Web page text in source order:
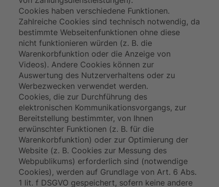
Cookies haben verschiedene Funktionen.
Zahlreiche Cookies sind technisch notwendig, da
bestimmte Webseitenfunktionen ohne diese
nicht funktionieren würden (z. B. die
Warenkorbfunktion oder die Anzeige von
Videos). Andere Cookies können zur
Auswertung des Nutzerverhaltens oder zu
Werbezwecken verwendet werden.
Cookies, die zur Durchführung des
elektronischen Kommunikationsvorgangs, zur
Bereitstellung bestimmter, von Ihnen
erwünschter Funktionen (z. B. für die
Warenkorbfunktion) oder zur Optimierung der
Website (z. B. Cookies zur Messung des
Webpublikums) erforderlich sind (notwendige
Cookies), werden auf Grundlage von Art. 6 Abs.
1 lit. f DSGVO gespeichert, sofern keine andere